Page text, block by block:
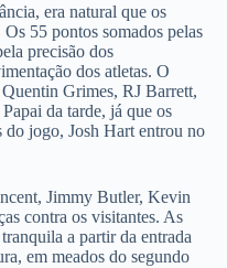
era natural que os
55 pontos somados pelas
precisão dos
dos atletas. O
Grimes, RJ Barrett,
da tarde, já que os
do jogo, Josh Hart entrou no
Jimmy Butler, Kevin
contra os visitantes. As
a partir da entrada
em meados do segundo